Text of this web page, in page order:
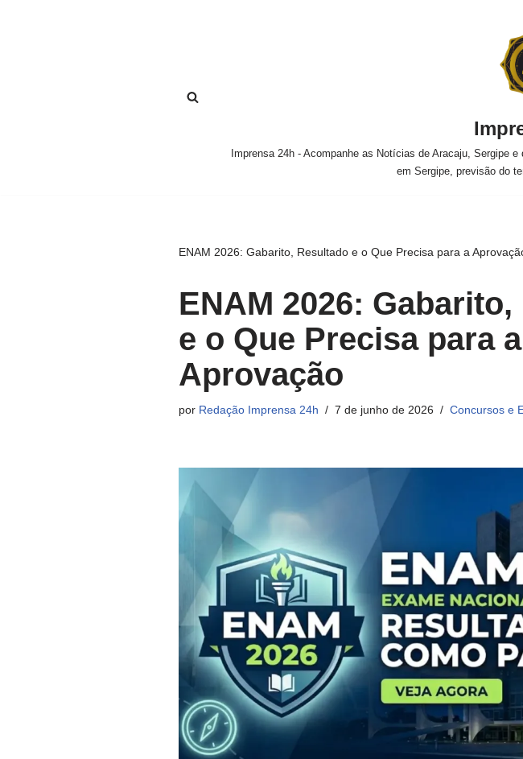
Imprensa 24h - Acompanhe as Notícias de Aracaju, Sergipe
em Sergipe, previsão do
ENAM 2026: Gabarito, Resultado e o Que Precisa para a
ENAM 2026:
e o Que Precisa para a
Aprovação
por Redação Imprensa 24h 7 de junho de 2026 Concursos e